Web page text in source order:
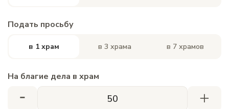
Подать просьбу
в 1 храм в 3 храма в 7 храмов
На благие дела в храм
- +